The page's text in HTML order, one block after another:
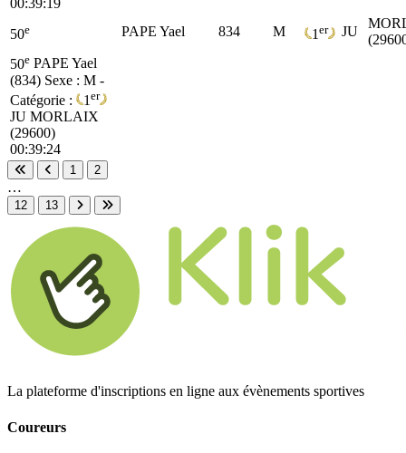
00:39:19
50e PAPE Yael 834 M 1 er JU
50e PAPE Yael
(834) Sexe : M -
Catégorie :
1 er
JU MORLAIX
(29600)
00:39:24
Première page
Page précédente
1 2
…
12
13
Page suivante
Dernière page
La plateforme d'inscriptions en ligne aux évènements sportives
Coureurs